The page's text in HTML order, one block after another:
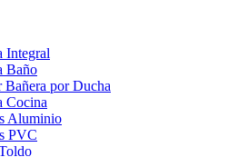
Integral
Baño
Bañera por Ducha
Cocina
Aluminio
PVC